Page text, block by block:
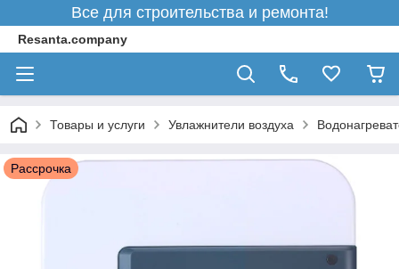
Все для строительства и ремонта!
Resanta.company
Товары и услуги Увлажнители воздуха
Рассрочка